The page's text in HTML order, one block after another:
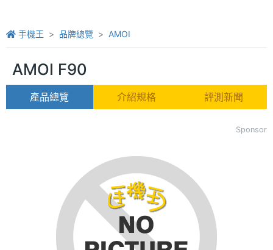
手機王 品牌總覽 AMOI
AMOI F90
產品總覽 介紹規格 評測新聞
Sponsor